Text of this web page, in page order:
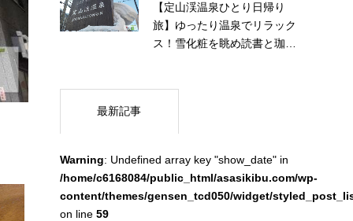
【定山渓温泉ひとり日帰り
旅】ゆったり温泉でリラック
ス！雪化粧を眺め読書と珈…
最新記事
Warning: Undefined array key "show_date" in
/home/c6168084/public_html/asasikibu.com/wp-
content/themes/gensen_tcd050/widget/
on line 59